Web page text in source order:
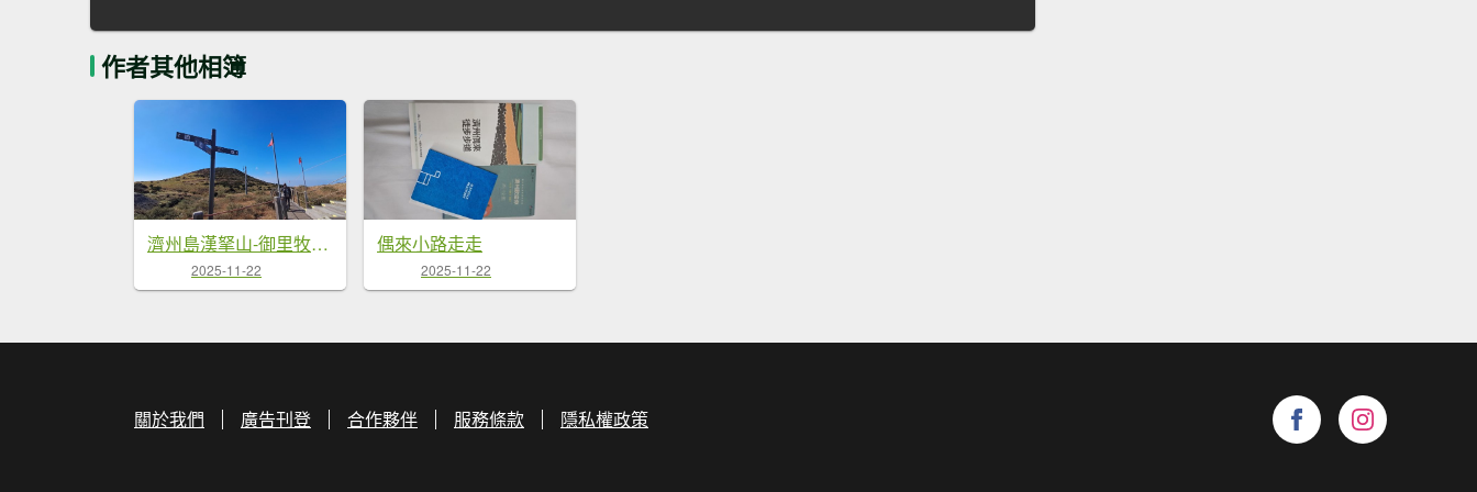
作者其他相簿
濟州島漢拏山-御里牧路線下
2025-11-22
偶來小路走走
2025-11-22
關於我們 廣告刊登 合作夥伴 服務條款 隱私權政策